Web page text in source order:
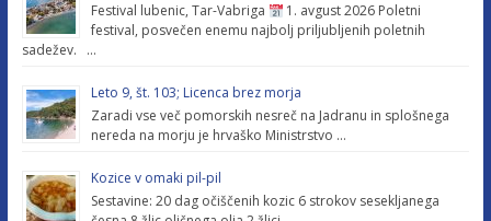
Festival lubenic, Tar-Vabriga
1. avgust 2026 Poletni
festival, posvečen enemu najbolj priljubljenih poletnih
sadežev. …
Leto 9, št. 103; Licenca brez morja
Zaradi vse več pomorskih nesreč na Jadranu in splošnega
nereda na morju je hrvaško Ministrstvo …
Kozice v omaki pil-pil
Sestavine: 20 dag očiščenih kozic 6 strokov sesekljanega